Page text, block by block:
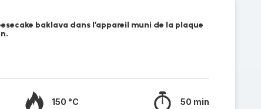
baklava dans l’appareil muni de la plaque
150 °C 50 min